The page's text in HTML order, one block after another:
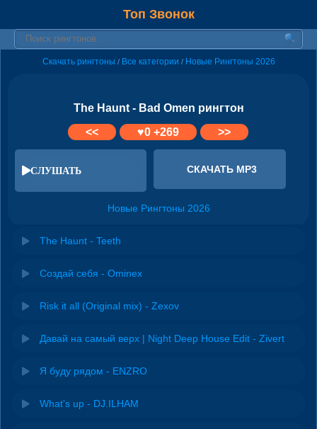
Топ Звонок
Скачать рингтоны / Все категории / Новые Рингтоны 2026
The Haunt - Bad Omen рингтон
<<
♥0+269 >>
СЛУШАТЬ СКАЧАТЬ MP3
Новые Рингтоны 2026
The Haunt - Teeth
Создай себя - Ominex
Risk it all (Original mix) - Zexov
Давай на самый верх | Night Deep House Edit - Zivert
Я буду рядом - ENZRO
What's up - DJ.ILHAM